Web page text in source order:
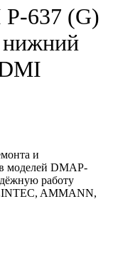
Р-637 (G)
нижний
и
моделей DMAP-
работу
AMMANN,